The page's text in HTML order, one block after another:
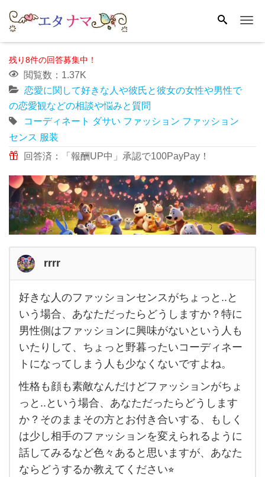
残り8件の回答募集中！
閲覧数：1.37K
恋愛に関して好きな人や彼氏と彼女の女性や男性で
の恋愛観などの相談や悩みと質問
コーディネート ダサい ファッション ファッション
センス 服装
回答済：「報酬UP中」承認で100PayPay！
rrrr
好き
な人
の
フ
ァ
ッ
シ
ョ
ン
セ
好きな人のファッションセンスがちょっと..と
いう場合、あなただったらどうしますか？特に
男性側はファッションに興味がないという人も
いたりして、ちょっと野暮ったいコーディネー
トになってしまう人も少なくないですよね。
性格も顔も素敵なんだけどファッションがちょ
っと..という場合、あなただったらどうします
か？そのままその方とお付き合いする、もしく
は少し相手のファッションを変えられるように
話してみるなど色々あると思いますが、あなた
ならどうするか教えてください⭐︎